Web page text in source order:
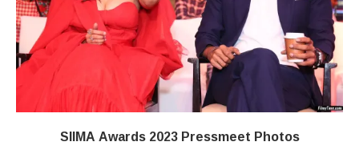
SIIMA Awards 2023 Pressmeet Photos